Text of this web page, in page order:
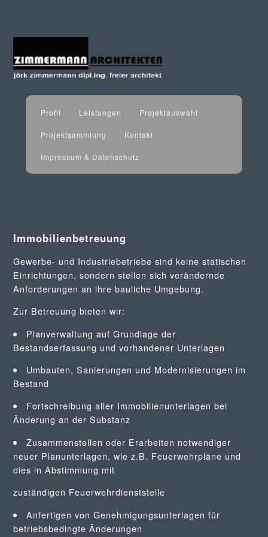
Profil Leistungen Projektauswahl
Projektsammlung Kontakt
Impressum & Datenschutz
Immobilienbetreuung
Gewerbe- und Industriebetriebe sind keine statischen
Einrichtungen, sondern stellen sich verändernde
Anforderungen an ihre bauliche Umgebung.
Zur Betreuung bieten wir:
Planverwaltung auf Grundlage der
Bestandserfassung und vorhandener Unterlagen
Umbauten, Sanierungen und Modernisierungen im
Bestand
Fortschreibung aller Immobilienunterlagen bei
Änderung an der Substanz
Zusammenstellen oder Erarbeiten notwendiger
neuer Planunterlagen, wie z.B. Feuerwehrpläne und
dies in Abstimmung mit
zuständigen Feuerwehrdienststelle
Anfertigen von Genehmigungsunterlagen für
betriebsbedingte Änderungen